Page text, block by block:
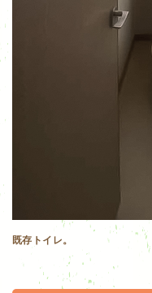
既存トイレ。